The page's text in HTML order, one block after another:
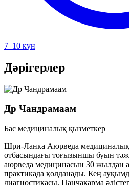
7–10 күн
Дәрігерлер
Др Чандрамаам
Бас медициналық қызметкер
Шри-Ланка Аюрведа медициналық
отбасындағы тоғызыншы буын
аюрведа медицинасын 30 жылдан
практикада қолданады. Кең
диагностикасы, Панчакарма